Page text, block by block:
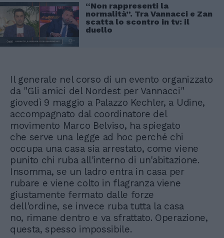
“Non rappresenti la
normalità”. Tra Vannacci e Zan
scatta lo scontro in tv: il
duello
Il generale nel corso di un evento organizzato
da "Gli amici del Nordest per Vannacci"
giovedì 9 maggio a Palazzo Kechler, a Udine,
accompagnato dal coordinatore del
movimento Marco Belviso, ha spiegato
che serve una legge ad hoc perché chi
occupa una casa sia arrestato, come viene
punito chi ruba all'interno di un'abitazione.
Insomma, se un ladro entra in casa per
rubare e viene colto in flagranza viene
giustamente fermato dalle forze
dell'ordine, se invece ruba tutta la casa
no, rimane dentro e va sfrattato. Operazione,
questa, spesso impossibile.